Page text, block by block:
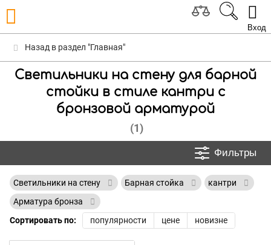
Вход
Назад в раздел "Главная"
Светильники на стену для барной
стойки в стиле кантри с
бронзовой арматурой
(1)
Фильтры
Светильники на стену Барная стойка
кантри
Арматура бронза
Сортировать по:
популярности цене новизне